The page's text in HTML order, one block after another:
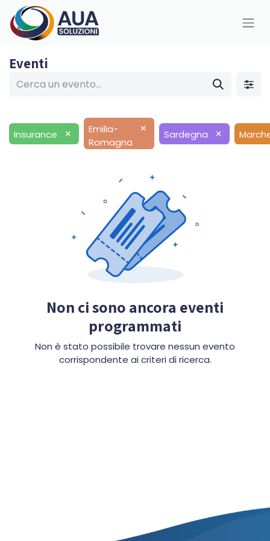
Eventi
Insurance ×
Emilia-
Romagna
× Sardegna ×
Non ci sono ancora eventi
programmati
Non è stato possibile trovare nessun evento
corrispondente ai criteri di ricerca.